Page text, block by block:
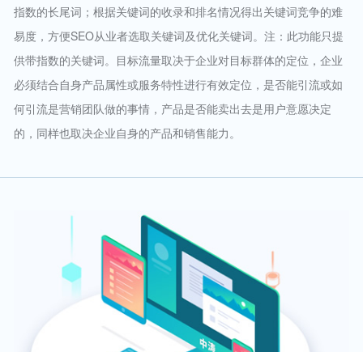
指数的长尾词；根据关键词的收录和排名情况得出关键词竞争的难
易度，方便SEO从业者选取关键词及优化关键词。注：此功能只提
供带指数的关键词。目标流量取决于企业对目标群体的定位，企业
必须结合自身产品属性或服务特性进行有效定位，是否能引流或如
何引流是营销团队做的事情，产品是否能卖出去是用户意愿决定
的，同样也取决企业自身的产品和销售能力。